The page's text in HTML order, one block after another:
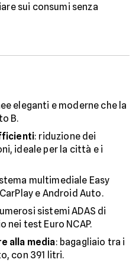
sui consumi senza
eleganti e moderne che la
B.
: riduzione dei
ideale per la città e i
multimediale Easy
e Android Auto.
sistemi ADAS di
nei test Euro NCAP.
alla media: bagagliaio tra i
con 391 litri.